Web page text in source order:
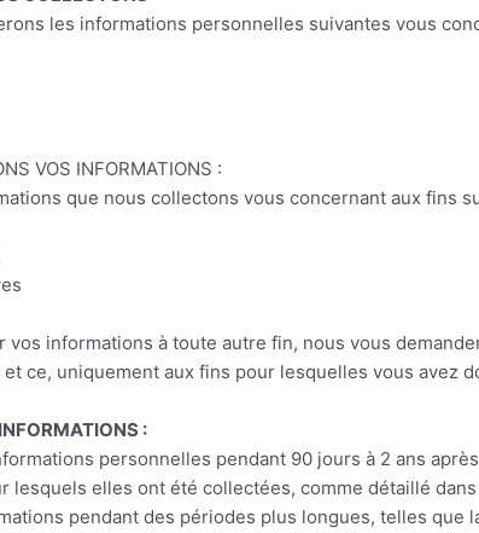
les informations personnelles suivantes vous
VOS INFORMATIONS :
que nous collectons vous concernant aux fins
informations à toute autre fin, nous vous
ce, uniquement aux fins pour lesquelles vous avez
:
personnelles pendant 90 jours à 2 ans
lesquels elles ont été collectées, comme détaillé
pendant des périodes plus longues, telles